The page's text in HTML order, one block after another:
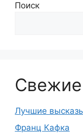
Поиск
Свежие
Лучшие
Франц Кафка